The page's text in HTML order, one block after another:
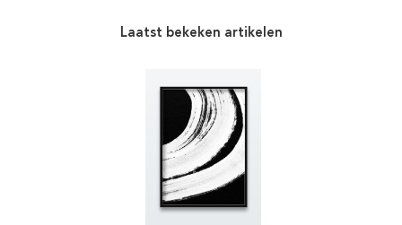
Laatst bekeken artikelen